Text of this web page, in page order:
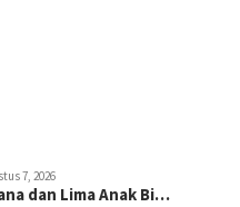
7, 2026
dan Lima Anak Bi…